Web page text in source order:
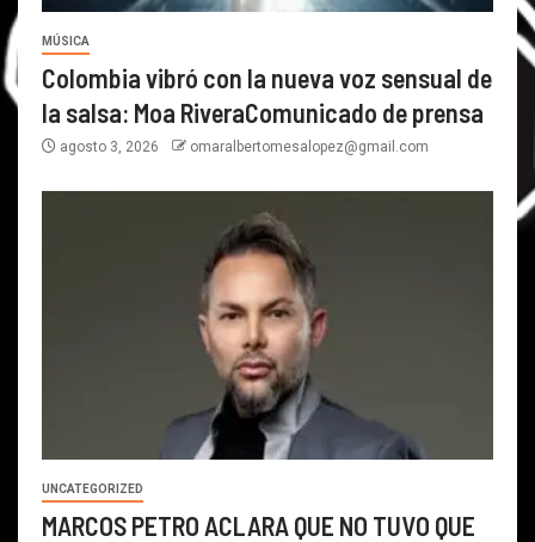
MÚSICA
Colombia vibró con la nueva voz sensual de
la salsa: Moa RiveraComunicado de prensa
agosto 3, 2026 omaralbertomesalopez@gmail.com
UNCATEGORIZED
MARCOS PETRO ACLARA QUE NO TUVO QUE